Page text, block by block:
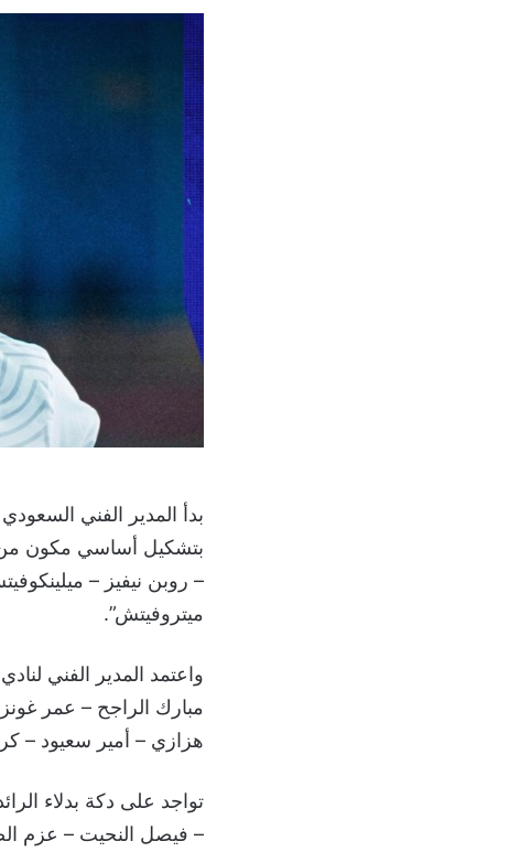
بدأ المدير الفني
بتشكيل أساسي مكون من
– روبن نيفيز –
ميتروفيتش”.
واعتمد المدير الفني
مبارك الراجح – عمر
هزازي – أمير سعيود –
تواجد على دكة بدلاء
– فيصل النحيت – عزم